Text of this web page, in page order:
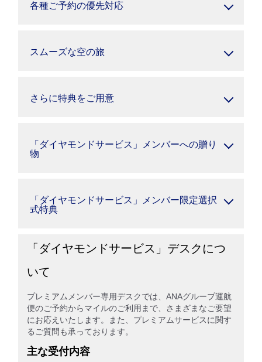
各種ご予約の優先対応
スムーズな空の旅
さらに特典をご用意
「ダイヤモンドサービス」メンバーへの贈り
物
「ダイヤモンドサービス」メンバー限定選択
式特典
「ダイヤモンドサービス」デスクにつ
いて
プレミアムメンバー専用デスクでは、ANAグループ運航
便のご予約からマイルのご利用まで、さまざまなご要望
にお応えいたします。また、プレミアムサービスに関す
るご質問も承っております。
主な受付内容